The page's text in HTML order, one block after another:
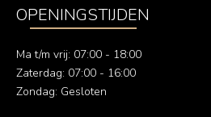
OPENINGSTIJDEN
Ma t/m vrij: 07:00 - 18:00
Zaterdag: 07:00 - 16:00
Zondag: Gesloten